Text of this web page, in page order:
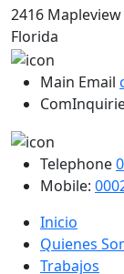
2416
Florida
Main Email
Telephone
Mobile:
Inicio
Quienes
Trabajos